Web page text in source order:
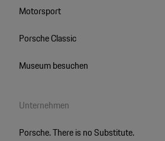
Motorsport
Porsche Classic
Museum besuchen
Unternehmen
Porsche. There is no Substitute.